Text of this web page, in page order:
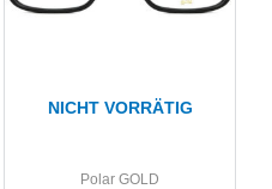
NICHT VORRÄTIG
Polar GOLD